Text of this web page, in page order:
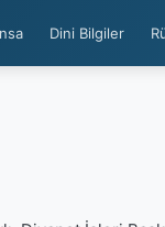
Dini Bilgiler